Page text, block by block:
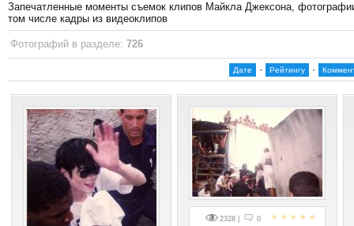
Запечатленные моменты съемок клипов Майкла Джексона,
том числе кадры из видеоклипов
Фотографий в разделе: 726
Дате · Рейтингу ·
2328 | 0